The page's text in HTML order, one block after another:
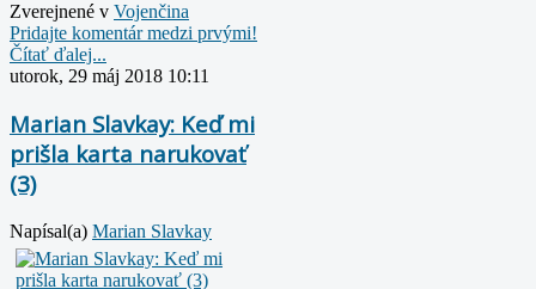
Zverejnené v Vojenčina
Pridajte komentár medzi prvými!
Čítať ďalej...
utorok, 29 máj 2018 10:11
Marian Slavkay: Keď mi
prišla karta narukovať
(3)
Napísal(a) Marian Slavkay